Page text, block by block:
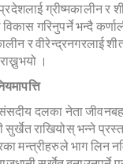
ग्रीष्मकालीन र
गरिनुपर्ने भन्दै
र वीरेन्द्रनगरलाई
।
दलका नेता
सुर्खेत राखियोस् भन्ने
मन्त्रीहरुले भाग लिन